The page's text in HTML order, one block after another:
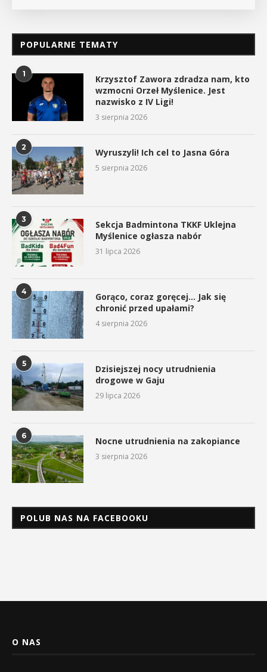
POPULARNE TEMATY
1
Krzysztof Zawora zdradza nam, kto
wzmocni Orzeł Myślenice. Jest
nazwisko z IV Ligi!
3 sierpnia 2026
2 Wyruszyli! Ich cel to Jasna Góra
5 sierpnia 2026
3
Sekcja Badmintona TKKF Uklejna
Myślenice ogłasza nabór
31 lipca 2026
4
Gorąco, coraz goręcej… Jak się
chronić przed upałami?
4 sierpnia 2026
5
Dzisiejszej nocy utrudnienia
drogowe w Gaju
29 lipca 2026
6 Nocne utrudnienia na zakopiance
3 sierpnia 2026
POLUB NAS NA FACEBOOKU
O NAS